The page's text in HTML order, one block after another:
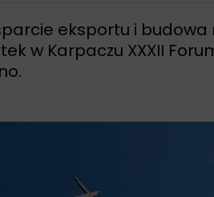
eksportu i
w Karpaczu XXXII